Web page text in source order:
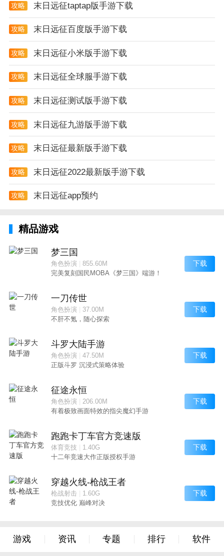
攻略 末日远征taptap版手游下载
攻略 末日远征百度版手游下载
攻略 末日远征小米版手游下载
攻略 末日远征全球服手游下载
攻略 末日远征测试版手游下载
攻略 末日远征九游版手游下载
攻略 末日远征最新版手游下载
攻略 末日远征2022最新版手游下载
攻略 末日远征app预约
精品游戏
梦三国
角色扮演| 855.60M
完美复刻国民MOBA《梦三国》端游！
下载
一刀传世
角色扮演| 37.00M
不肝不氪，随心探索
下载
斗罗大陆手游
角色扮演| 47.50M
正版斗罗 沉浸式策略体验
下载
征途永恒
角色扮演| 206.00M
有着极致画面特效的指尖魔幻手游
下载
跑跑卡丁车官方竞速版
体育竞技
1.40G
十二年竞速大作正版授权手游
下载
穿越火线-枪战王者
枪战射击
1.60G
竞技优化 巅峰对决
下载
游戏 资讯 专题 排行 软件